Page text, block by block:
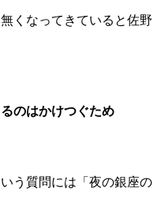
くなってきていると佐野
のはかけつぐため
う質問には「夜の銀座の